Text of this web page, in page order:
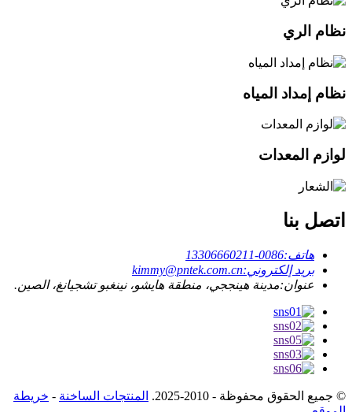
نظام الري
نظام إمداد المياه
لوازم المعدات
اتصل بنا
هاتف:0086-13306660211
بريد إلكتروني:kimmy@pntek.com.cn
عنوان:مدينة هينججي، منطقة هايشو، نينغبو تشجيانغ، الصين.
© جميع الحقوق محفوظة - 2010-2025. المنتجات الساخنة - خريطة